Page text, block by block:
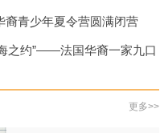
都开启多元实践之旅
裔青少年夏令营圆满闭营
之约”——法国华裔一家九口
更多>>